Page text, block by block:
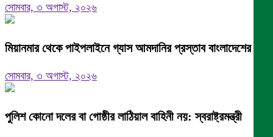
সোমবার, ৩ অগাস্ট, ২০২৬
মিয়ানমার থেকে পাইপলাইনে গ্যাস আমদানির প্রস্তাব বাংলাদেশের
সোমবার, ৩ অগাস্ট, ২০২৬
পুলিশ কোনো দলের বা গোষ্ঠীর লাঠিয়াল বাহিনী নয়: স্বরাষ্ট্রমন্ত্রী